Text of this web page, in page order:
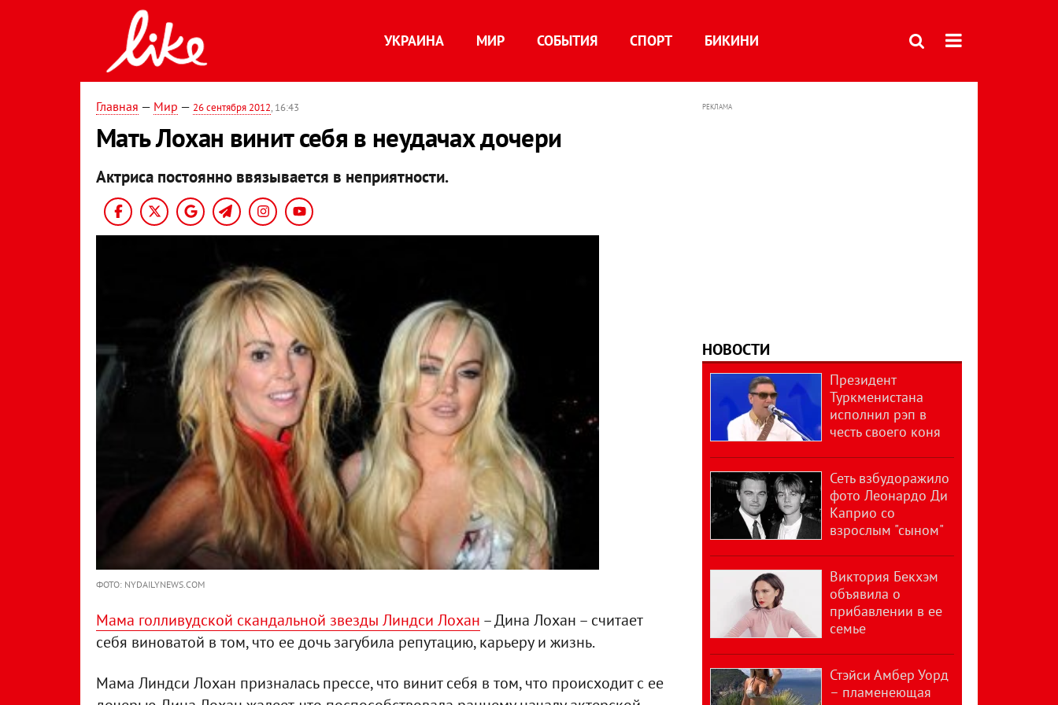
УКРАИНА МИР СОБЫТИЯ СПОРТ БИКИНИ
Главная — Мир — 26 сентября 2012, 16:43
Мать Лохан винит себя в неудачах дочери
Актриса постоянно ввязывается в неприятности.
ФОТО: NYDAILYNEWS.COM
Мама голливудской скандальной звезды Линдси Лохан – Дина Лохан – считает
себя виноватой в том, что ее дочь загубила репутацию, карьеру и жизнь.
Мама Линдси Лохан призналась прессе, что винит себя в том, что происходит с ее
РЕКЛАМА
НОВОСТИ
Президент
Туркменистана
исполнил рэп в
честь своего коня
Сеть взбудоражило
фото Леонардо Ди
Каприо со
взрослым "сыном"
Виктория Бекхэм
объявила о
прибавлении в ее
семье
Стэйси Амбер Уорд
– пламенеющая